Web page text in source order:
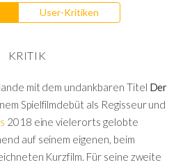
User-Kritiken
KRITIK
mit dem undankbaren Titel Der
Spielfilmdebüt als Regisseur und
2018 eine vielerorts gelobte
auf seinem eigenen, beim
Kurzfilm. Für seine zweite